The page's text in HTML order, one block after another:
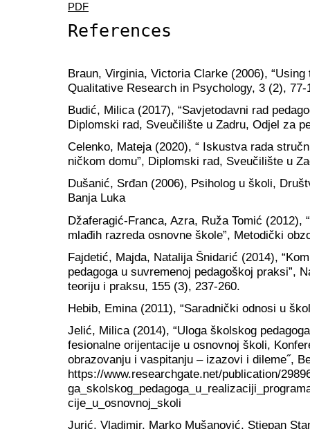
PDF
References
Braun, Virginia, Victoria Clarke (2006),
Qualitative Research in Psychology, 3 (2), 77-
Budić, Milica (2017), “Savjetodavni rad
Diplomski rad, Sveučilište u Zadru, Odjel za
Celenko, Mateja (2020), “ Iskustva rada
ničkom domu”, Diplomski rad, Sveučilište u
Dušanić, Srđan (2006), Psiholog u školi,
Banja Luka
Džaferagić-Franca, Azra, Ruža Tomić (2012),
mlađih razreda osnovne škole”, Metodički
Fajdetić, Majda, Natalija Šnidarić (2014),
pedagoga u suvremenoj pedagoškoj praksi”,
teoriju i praksu, 155 (3), 237-260.
Hebib, Emina (2011), “Saradnički odnosi u
Jelić, Milica (2014), “Uloga školskog
fesionalne orijentacije u osnovnoj školi,
obrazovanju i vaspitanju – izazovi i dileme˝,
https://www.researchgate.net/publication/
cije_u_osnovnoj_skoli
Jurić, Vladimir, Marko Mušanović, Stjepan